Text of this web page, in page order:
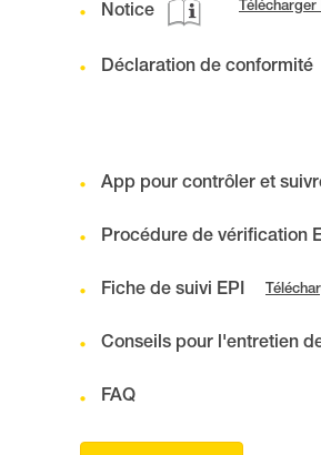
Notice
Déclaration de conformité
App pour contrôler et
Procédure de vérification
Fiche de suivi EPI
Conseils pour l'entretien
FAQ